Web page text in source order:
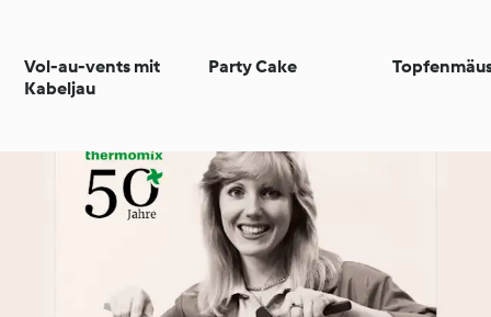
Vol-au-vents mit
Kabeljau
Party Cake